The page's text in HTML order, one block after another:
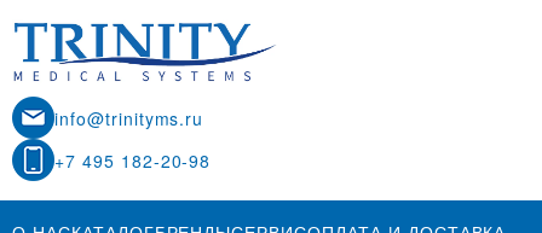
info@trinityms.ru
+7 495 182-20-98